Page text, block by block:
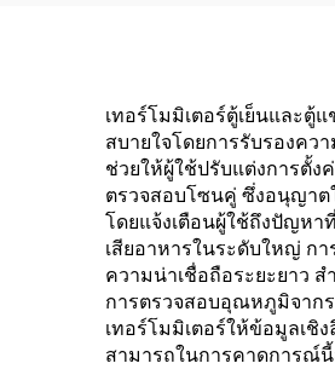
เทอร์โมมิเตอร์ตู้เย็นและ
สบายใจโดยการรับรองค
ช่วยให้ผู้ใช้ปรับแต่งการตั้
ตรวจสอบโซนคู่ ซึ่งอนุญาต
โดยแจ้งเตือนผู้ใช้ถึงปัญหา
เสียอาหารในระดับใหญ่ ก
ความน่าเชื่อถือระยะยาว
การตรวจสอบอุณหภูมิจาก
เทอร์โมมิเตอร์ให้ข้อมูลเชิ
สามารถในการคาดการณ์